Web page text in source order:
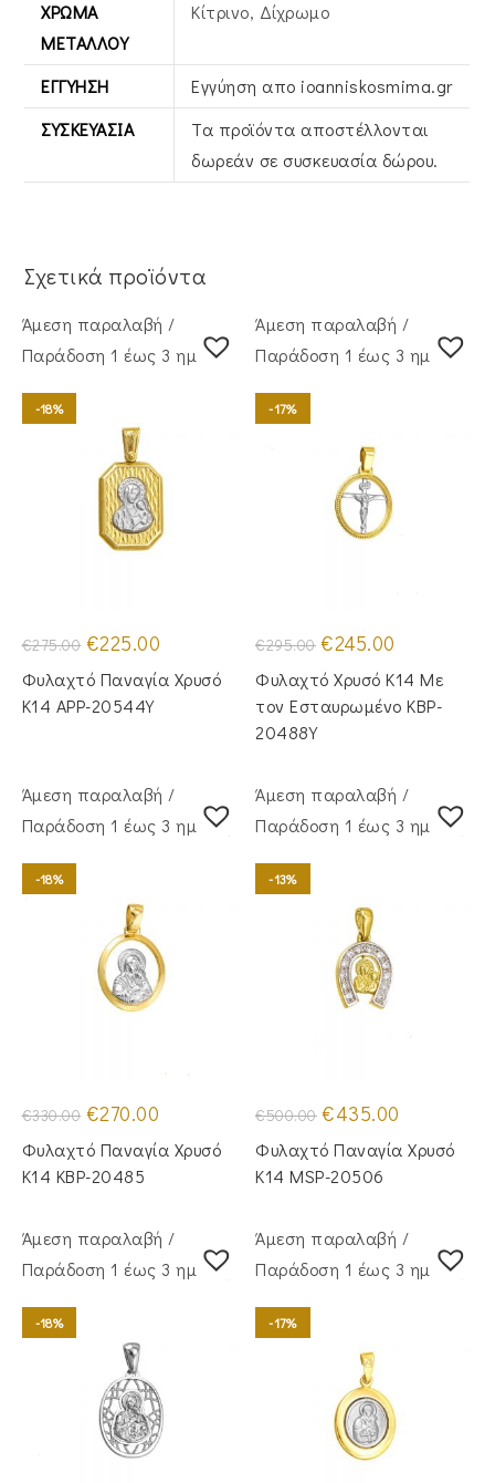
ΧΡΏΜΑ
ΜΕΤΆΛΛΟΥ
Κίτρινο, Δίχρωμο
ΕΓΓΎΗΣΗ
Εγγύηση απο ioanniskosmima.gr
ΣΥΣΚΕΥΑΣΊΑ
Τα προϊόντα αποστέλλονται
δωρεάν σε συσκευασία δώρου.
Σχετικά προϊόντα
Άμεση παραλαβή /
Παράδoση 1 έως 3 ημέρες
-18%
€275.00 Original
price
was:
€275.00.
€225.00
τιμή
είναι:
Φυλαχτό Παναγία Χρυσό
Κ14 APP-20544Y
Άμεση παραλαβή /
Παράδoση 1 έως 3 ημέρες
-17%
€295.00 Original
price
was:
€295.00.
€245.00
τιμή
είναι:
€245.00.
Φυλαχτό Χρυσό Κ14 Με
τον Εσταυρωμένο KBP-
20488Y
Άμεση παραλαβή /
Παράδoση 1 έως 3 ημέρες
-18%
€330.00 Original
price
was:
€330.00.
€270.00
τιμή
είναι:
Φυλαχτό Παναγία Χρυσό
Κ14 KBP-20485
Άμεση παραλαβή /
Παράδoση 1 έως 3 ημέρες
-13%
€500.00 Original
price
was:
€500.00.
€435.00
τιμή
είναι:
Φυλαχτό Παναγία Χρυσό
Κ14 MSP-20506
Άμεση παραλαβή /
Παράδoση 1 έως 3 ημέρες
-18%
Άμεση παραλαβή /
Παράδoση 1 έως 3 ημέρες
-17%